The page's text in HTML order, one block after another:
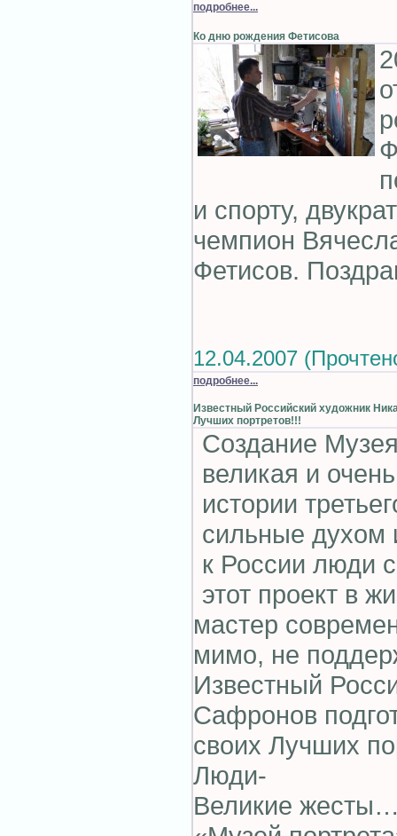
подробнее...
Ко дню рождения Фетисова
и спорту,
чемпион
Фетисов.
12.04.2007
подробнее...
Известный Российский художник
Лучших портретов!!!
Создание
великая и
истории
сильные духом
к России люди
этот проект в
мастер
мимо, не
Известный
Сафронов
своих Лучших
Люди-
Великие